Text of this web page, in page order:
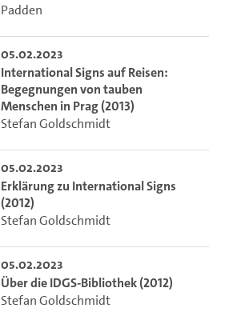
Padden
05.02.2023
International Signs auf Reisen:
Begegnungen von tauben
Menschen in Prag (2013)
Stefan Goldschmidt
05.02.2023
Erklärung zu International Signs
(2012)
Stefan Goldschmidt
05.02.2023
Über die IDGS-Bibliothek (2012)
Stefan Goldschmidt